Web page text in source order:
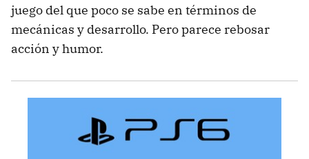
juego del que poco se sabe en términos de
mecánicas y desarrollo. Pero parece rebosar
acción y humor.